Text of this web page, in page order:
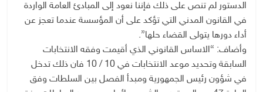
الدستور لم تنص على ذلك فإننا نعود إلى المبادئ العامة الواردة
في القانون المدني التي تؤكد على أن المؤسسة عندما تعجز عن
أداء دورها يتولى القضاء حلها”.
وأضاف: “الاساس القانوني الذي أقيمت وفقه الانتخابات
السابقة وتحديد موعد الانتخابات في 10 / 10 فان ذلك تدخل
في شؤون رئيس الجمهورية ومبدأ الفصل بين السلطات وفق